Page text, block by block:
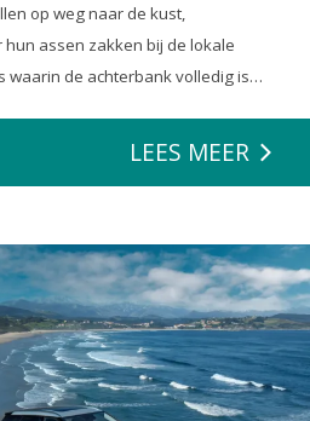
op weg naar de kust,
assen zakken bij de lokale
de achterbank volledig is
en we verwachten dat ze alles
LEES MEER